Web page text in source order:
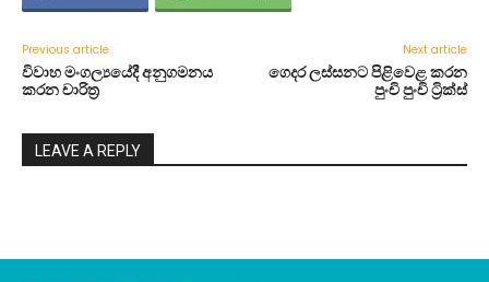
Previous article
විවාහ මංගල්‍යයේදී අනුගමනය
කරන චාරිත්‍ර
Next article
ගෙදර ලස්සනට පිළිවෙළ කරන
පුංචි පුංචි ට්‍රික්ස්
LEAVE A REPLY